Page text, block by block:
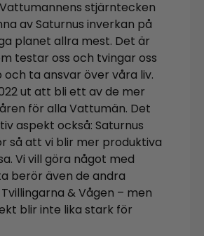
stjärntecken
av Saturnus inverkan på
planet allra mest. Det är
testar oss och tvingar oss
ta ansvar över våra liv.
ut att bli ett av de mer
för alla Vattumän. Det
aspekt också: Saturnus
så att vi blir mer produktiva
Vi vill göra något med
berör även de andra
& Vågen – men
blir inte lika stark för